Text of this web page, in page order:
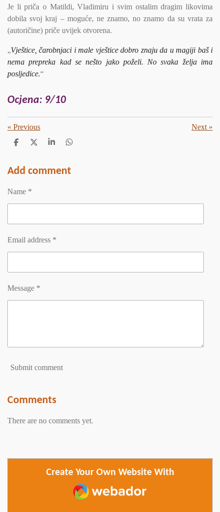
Je li priča o Matildi, Vladimiru i svim ostalim dragim likovima
dobila svoj kraj – moguće, ne znamo, no znamo da su vrata za
(autoričine) priče uvijek otvorena.
„Vještice, čarobnjaci i male vještice dobro znaju da u magiji baš i
nema prepreka kad se nešto jako poželi. No svaka želja ima
posljedice.“
Ocjena: 9/10
« Previous Next »
S
r
e
S
r
e
S
r
e
S
r
e
Add comment
Name *
Email address *
Message *
Submit comment
Comments
There are no comments yet.
Create Your Own Website With
Webador